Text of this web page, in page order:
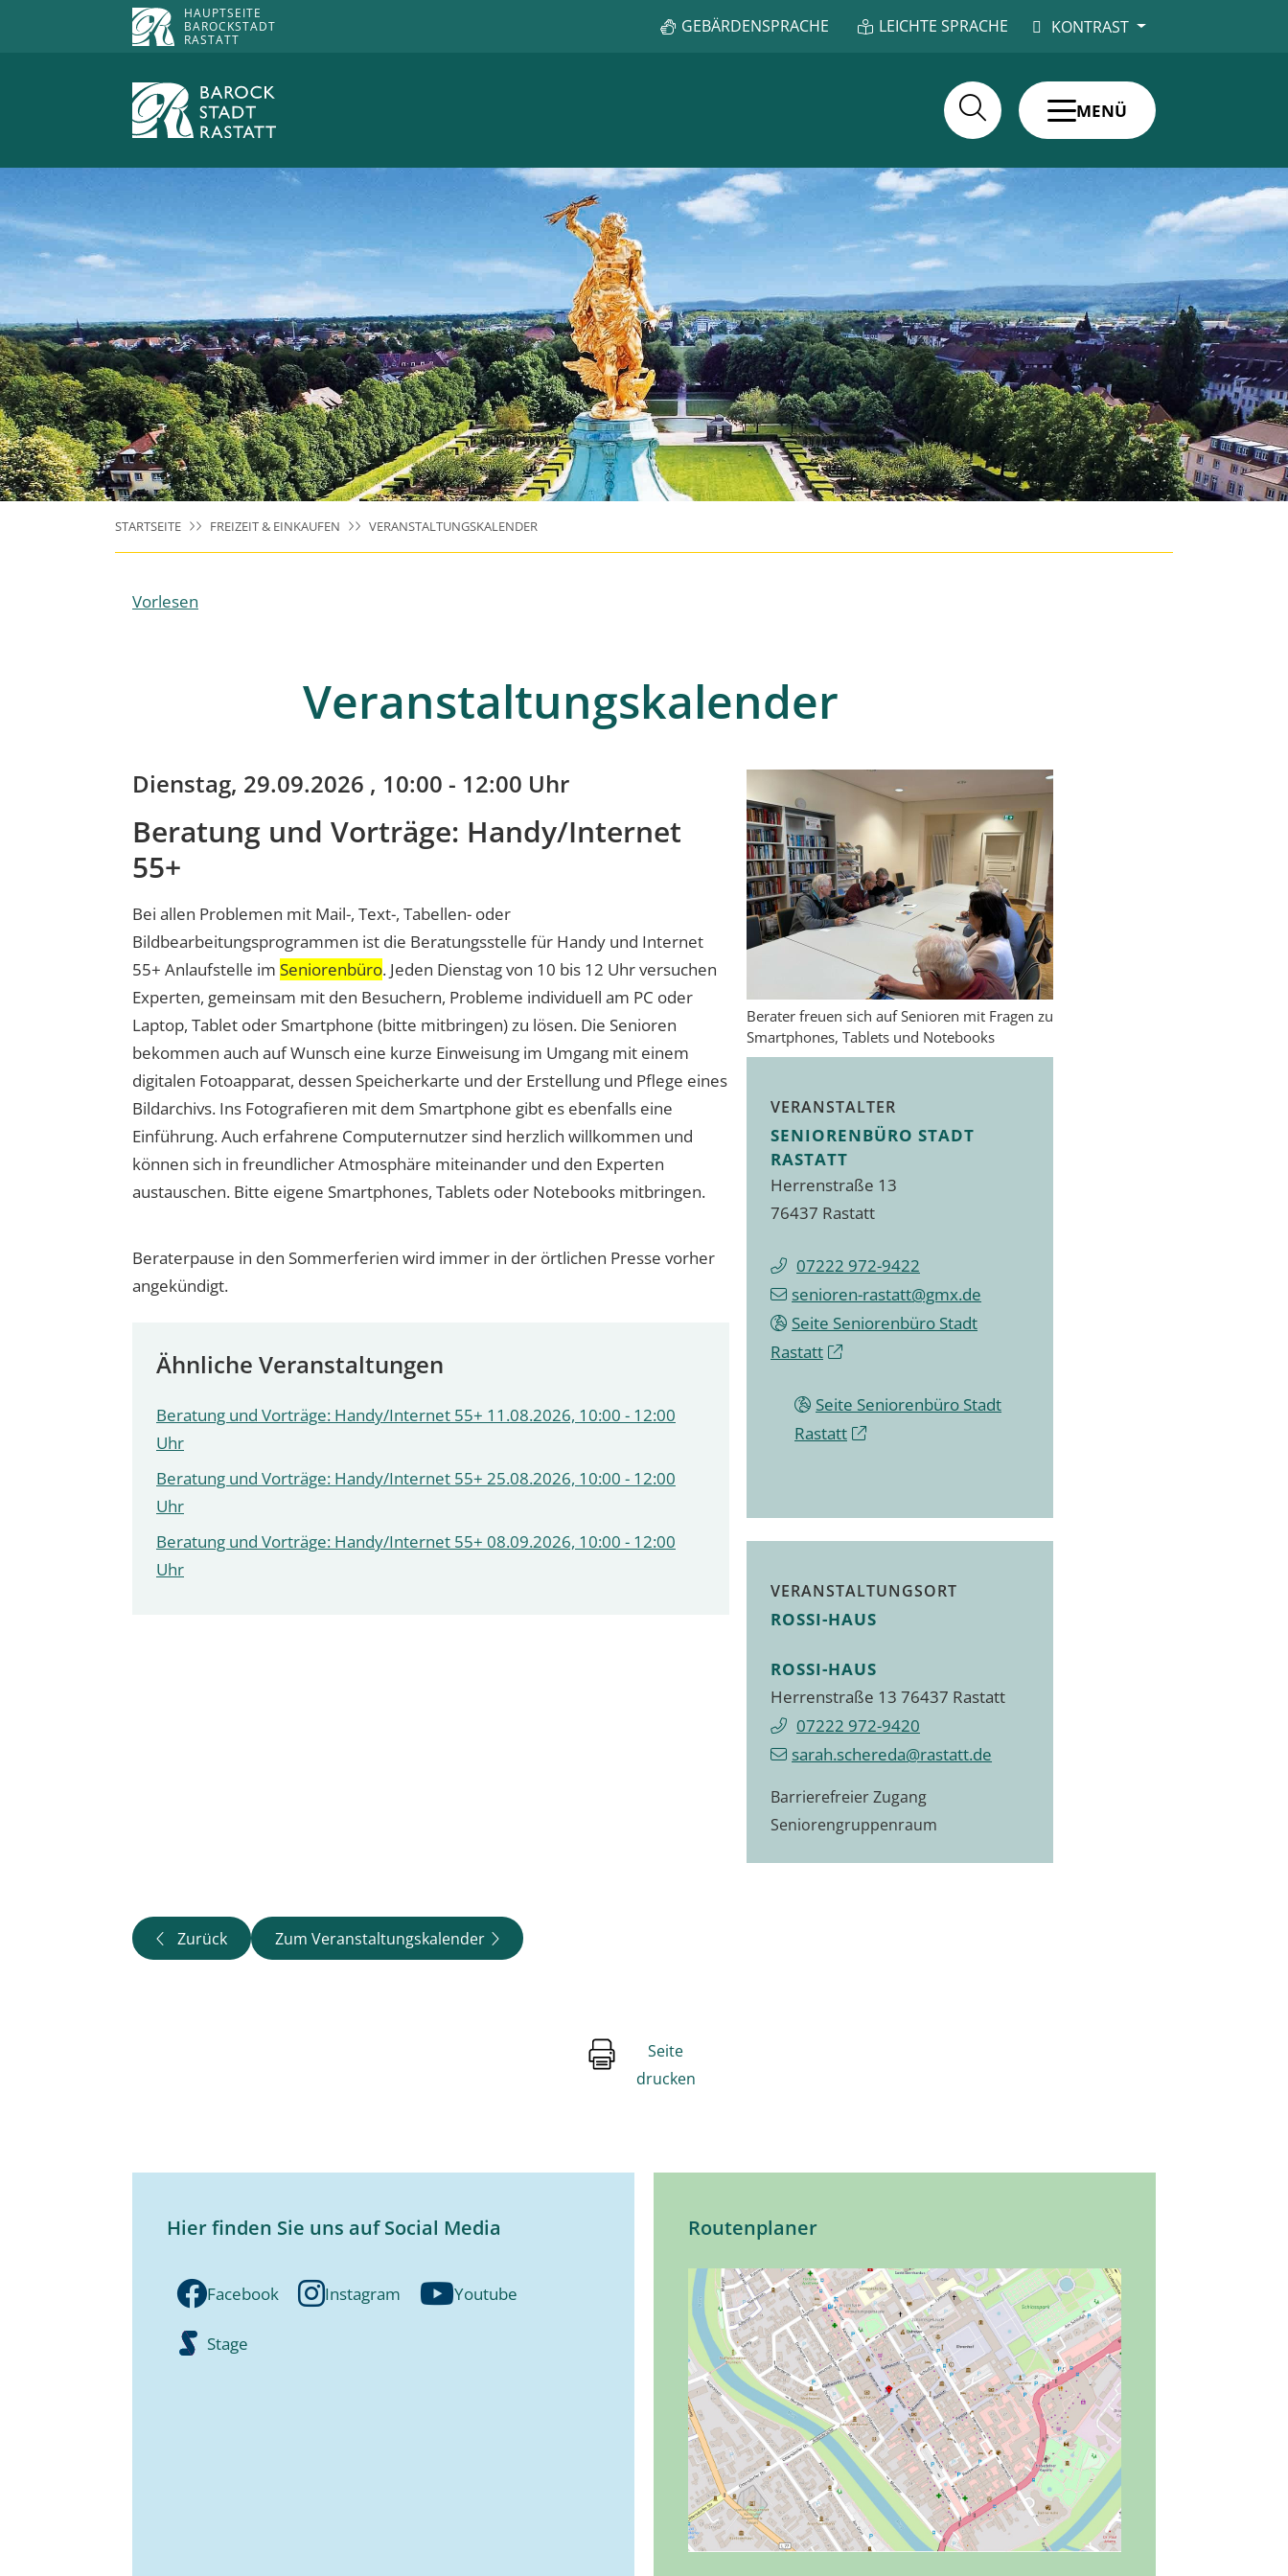
HAUPTSEITE
BAROCKSTADT
RASTATT
GEBÄRDENSPRACHE LEICHTE SPRACHE KONTRAST
MENÜ
STARTSEITE FREIZEIT & EINKAUFEN VERANSTALTUNGSKALENDER
Vorlesen
Veranstaltungskalender
Dienstag, 29.09.2026 , 10:00 - 12:00 Uhr
Beratung und Vorträge: Handy/Internet
55+
Bei allen Problemen mit Mail-, Text-, Tabellen- oder
Bildbearbeitungsprogrammen ist die Beratungsstelle für Handy und Internet
55+ Anlaufstelle im Seniorenbüro. Jeden Dienstag von 10 bis 12 Uhr versuchen
Experten, gemeinsam mit den Besuchern, Probleme individuell am PC oder
Laptop, Tablet oder Smartphone (bitte mitbringen) zu lösen. Die Senioren
bekommen auch auf Wunsch eine kurze Einweisung im Umgang mit einem
digitalen Fotoapparat, dessen Speicherkarte und der Erstellung und Pflege eines
Bildarchivs. Ins Fotografieren mit dem Smartphone gibt es ebenfalls eine
Einführung. Auch erfahrene Computernutzer sind herzlich willkommen und
können sich in freundlicher Atmosphäre miteinander und den Experten
austauschen. Bitte eigene Smartphones, Tablets oder Notebooks mitbringen.
Beraterpause in den Sommerferien wird immer in der örtlichen Presse vorher
angekündigt.
Ähnliche Veranstaltungen
Beratung und Vorträge: Handy/Internet 55+ 11.08.2026, 10:00 - 12:00
Uhr
Beratung und Vorträge: Handy/Internet 55+ 25.08.2026, 10:00 - 12:00
Uhr
Beratung und Vorträge: Handy/Internet 55+ 08.09.2026, 10:00 - 12:00
Uhr
Berater freuen sich auf Senioren mit Fragen zu
Smartphones, Tablets und Notebooks
VERANSTALTER
SENIORENBÜRO STADT
RASTATT
Herrenstraße 13
76437 Rastatt
07222 972-9422
senioren-rastatt@gmx.de
Seite Seniorenbüro Stadt
Rastatt
Seite Seniorenbüro Stadt
Rastatt
VERANSTALTUNGSORT
ROSSI-HAUS
ROSSI-HAUS
Herrenstraße 13 76437 Rastatt
07222 972-9420
sarah.schereda@rastatt.de
Barrierefreier Zugang
Seniorengruppenraum
Zurück Zum Veranstaltungskalender
Seite
drucken
Hier finden Sie uns auf Social Media
Facebook Instagram Youtube
Stage
Routenplaner